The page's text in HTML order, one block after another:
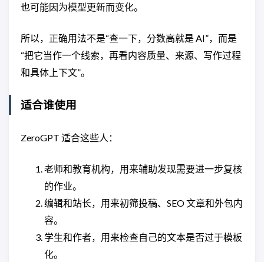
也可能因为模型更新而变化。
所以，正确用法不是“查一下，分数高就是 AI”，而是
“把它当作一个线索，再看内容质量、来源、写作过程
和具体上下文”。
适合谁使用
ZeroGPT 适合这些人：
老师和教育机构，用来辅助发现需要进一步复核
的作业。
编辑和站长，用来初筛投稿、SEO 文章和外包内
容。
学生和作者，用来检查自己的文本是否过于模板
化。